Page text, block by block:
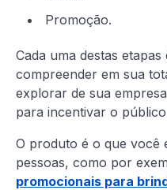
Promoção.
Cada uma destas
compreender em sua
explorar de sua
para incentivar o
O produto é o que você
pessoas, como por
promocionais para